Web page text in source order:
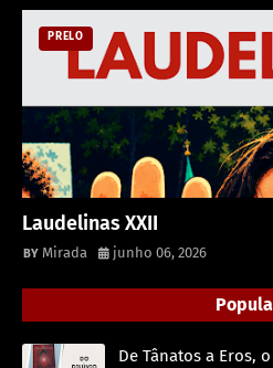
PRELO
Laudelinas XXII
Mirada junho 06, 2026
De Tânatos a Eros,